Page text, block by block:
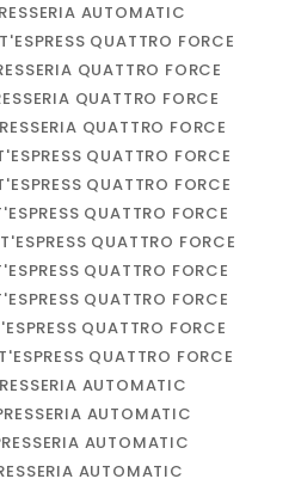
Variedade de
serviço
AUTOMATIC
QUATTRO FORCE
QUATTRO FORCE
QUATTRO FORCE
QUATTRO FORCE
QUATTRO FORCE
QUATTRO FORCE
QUATTRO FORCE
QUATTRO FORCE
QUATTRO FORCE
QUATTRO FORCE
QUATTRO FORCE
QUATTRO FORCE
AUTOMATIC
AUTOMATIC
AUTOMATIC
AUTOMATIC